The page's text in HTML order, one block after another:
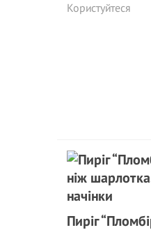
Користуйтеся
Пиріг